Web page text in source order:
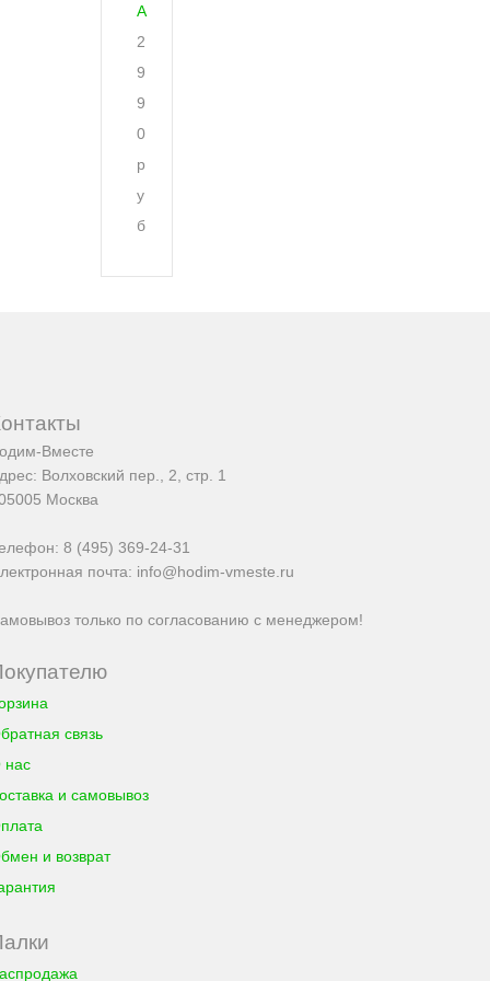
A
2
9
9
0
р
у
б
Вместе
Волховский пер., 2, стр. 1
Москва
8 (495) 369-24-31
почта: info@hodim-vmeste.ru
только по согласованию с менеджером!
связь
нас
и самовывоз
и возврат